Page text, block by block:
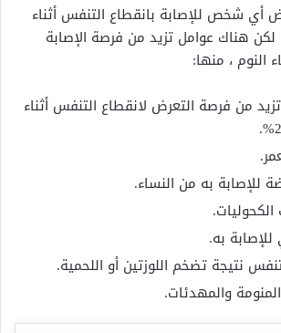
أي شخص للإصابة بانقطاع التنفس أثناء
لكن هناك عوامل تزيد من فرصة الإصابة
النوم ، منها:
من فرصة التعرض لانقطاع التنفس أثناء
للإصابة به من النساء.
للإصابة به.
نتيجة تضخم اللوزتين أو اللحمية.
والمهدئات.